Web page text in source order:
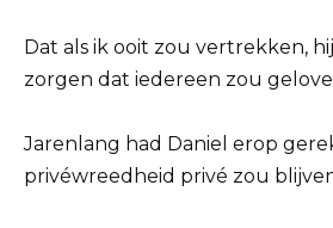
Dat als ik ooit zou vertrekken,
zorgen dat iedereen zou
Jarenlang had Daniel erop
privéwreedheid privé zou